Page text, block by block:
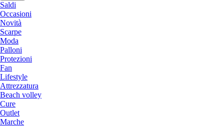
Saldi
Occasioni
Novità
Scarpe
Moda
Palloni
Protezioni
Fan
Lifestyle
Attrezzatura
Beach volley
Cure
Outlet
Marche